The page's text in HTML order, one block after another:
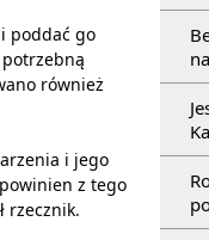
poddać go
również
i jego
z tego
rzecznik.